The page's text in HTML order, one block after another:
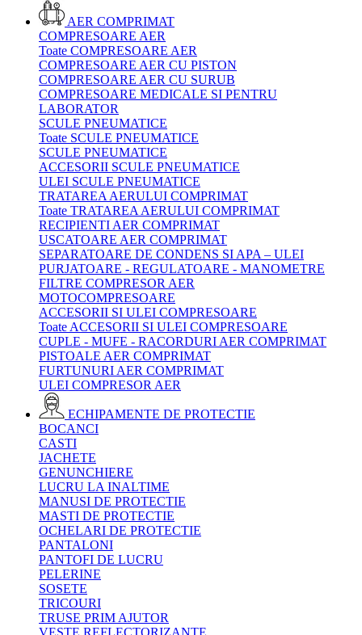
AER COMPRIMAT
COMPRESOARE AER
Toate COMPRESOARE AER
COMPRESOARE AER CU PISTON
COMPRESOARE AER CU SURUB
COMPRESOARE MEDICALE SI PENTRU
LABORATOR
SCULE PNEUMATICE
Toate SCULE PNEUMATICE
SCULE PNEUMATICE
ACCESORII SCULE PNEUMATICE
ULEI SCULE PNEUMATICE
TRATAREA AERULUI COMPRIMAT
Toate TRATAREA AERULUI COMPRIMAT
RECIPIENTI AER COMPRIMAT
USCATOARE AER COMPRIMAT
SEPARATOARE DE CONDENS SI APA – ULEI
PURJATOARE - REGULATOARE - MANOMETRE
FILTRE COMPRESOR AER
MOTOCOMPRESOARE
ACCESORII SI ULEI COMPRESOARE
Toate ACCESORII SI ULEI COMPRESOARE
CUPLE - MUFE - RACORDURI AER COMPRIMAT
PISTOALE AER COMPRIMAT
FURTUNURI AER COMPRIMAT
ULEI COMPRESOR AER
ECHIPAMENTE DE PROTECTIE
BOCANCI
CASTI
JACHETE
GENUNCHIERE
LUCRU LA INALTIME
MANUSI DE PROTECTIE
MASTI DE PROTECTIE
OCHELARI DE PROTECTIE
PANTALONI
PANTOFI DE LUCRU
PELERINE
SOSETE
TRICOURI
TRUSE PRIM AJUTOR
VESTE REFLECTORIZANTE